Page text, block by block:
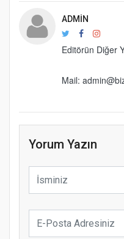
ADMIN
Editörün Diğer
Mail:
Yorum Yazın